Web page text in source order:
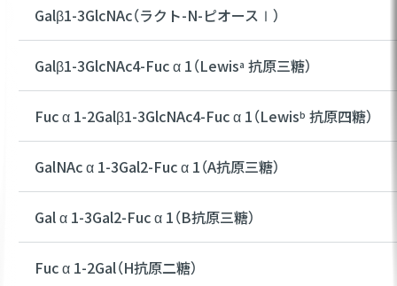
Galβ1-3GlcNAc（ラクト-N-ピオースⅠ）
Galβ1-3GlcNAc4-Fuc α 1（Lewisa 抗原三糖）
Fuc α 1-2Galβ1-3GlcNAc4-Fuc α 1（Lewisb 抗原四糖）
GalNAc α 1-3Gal2-Fuc α 1（A抗原三糖）
Gal α 1-3Gal2-Fuc α 1（B抗原三糖）
Fuc α 1-2Gal（H抗原二糖）